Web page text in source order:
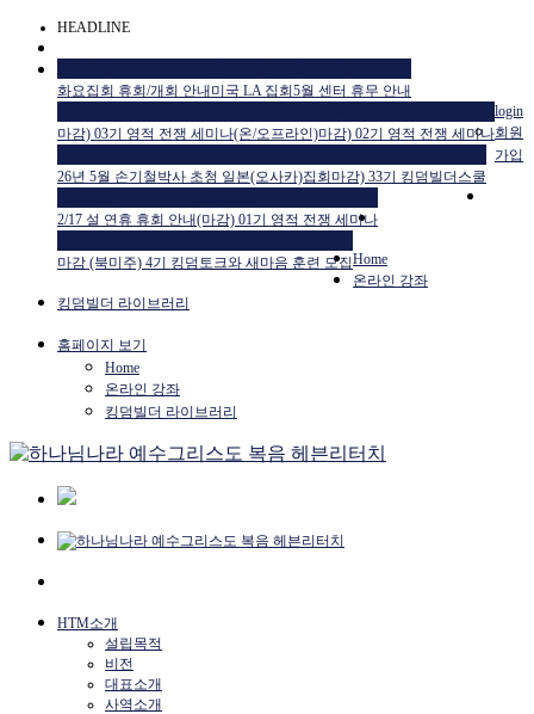
HEADLINE
화요집회 휴회/개회 안내 미국 LA 집회 5월 센터 휴무 안내
마감) 03기 영적 전쟁 세미나(온/오프라인)마감) 02기 영적 전쟁 세미나
26년 5월 손기철박사 초청 일본(오사카)집회 마감) 33기 킹덤빌더스쿨
2/17 설 연휴 휴회 안내(마감) 01기 영적 전쟁 세미나
마감 (북미주) 4기 킹덤토크와 새마음 훈련 모집
login
회원
가입
Home
온라인 강좌
킹덤빌더 라이브러리
홈페이지 보기
Home
온라인 강좌
킹덤빌더 라이브러리
HTM소개
설립목적
비전
대표소개
사역소개